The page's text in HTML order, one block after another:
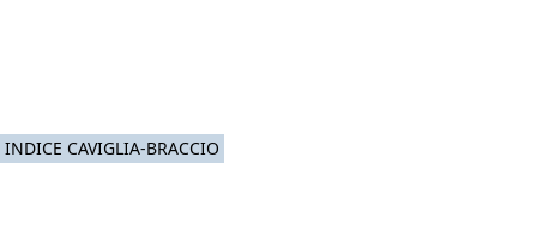
INDICE CAVIGLIA-BRACCIO